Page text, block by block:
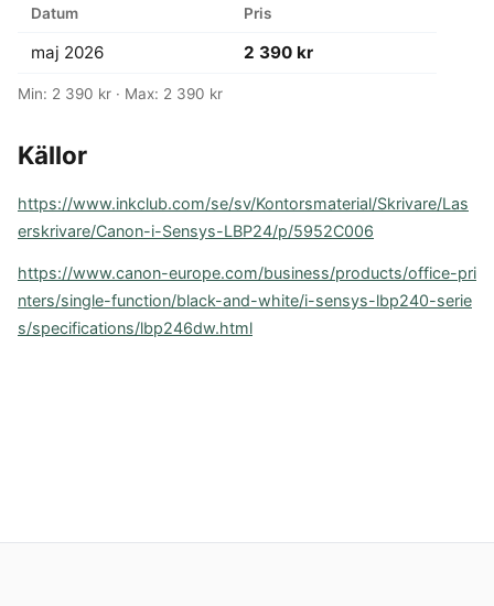
Datum Pris
maj 2026 2 390 kr
Min: 2 390 kr · Max: 2 390 kr
Källor
https://www.inkclub.com/se/sv/Kontorsmaterial/Skrivare/Las
erskrivare/Canon-i-Sensys-LBP24/p/5952C006
https://www.canon-europe.com/business/products/office-pri
nters/single-function/black-and-white/i-sensys-lbp240-serie
s/specifications/lbp246dw.html